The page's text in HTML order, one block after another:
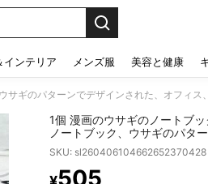
インテリア メンズ服 美容と健康
1個 漫画のウサギのノートブ
ノートブック、ウサギのパタ
ィス、勉強、記録、日記、プ
に適した洒落たステーショナ
の理想的なギフトです。
SKU: sl260406104662652370428
505